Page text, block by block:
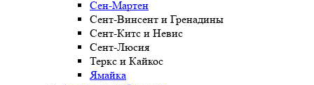
Сен-Мартен
Сент-Винсент и Гренадины
Сент-Китс и Невис
Сент-Люсия
Теркс и Кайкос
Ямайка